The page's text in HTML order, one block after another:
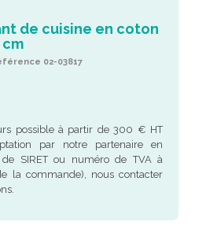
de cuisine en coton
cm
02-03817
possible à partir de 300 € HT
par notre partenaire en
de SIRET ou numéro de TVA à
la commande), nous contacter